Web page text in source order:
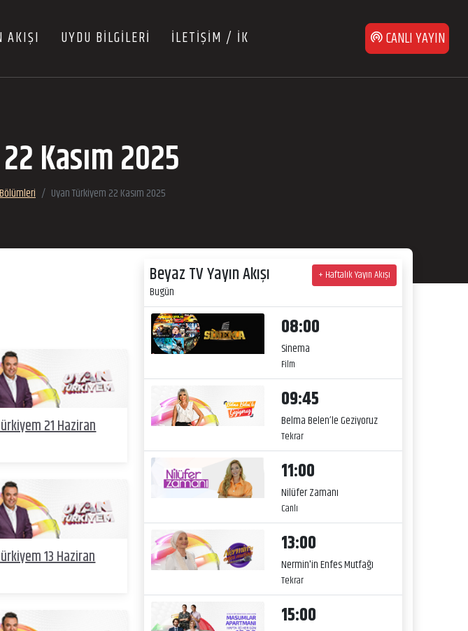
AKIŞI UYDU BİLGİLERİ İLETİŞİM / İK CANLI YAYIN
Kasım 2025
Uyan Türkiyem 22 Kasım 2025
21 Haziran
13 Haziran
Beyaz TV Yayın Akışı
Bugün
+ Haftalık Yayın Akışı
08:00
Sinema
Film
09:45
Belma Belen’le Geziyoruz
Tekrar
11:00
Nilüfer Zamanı
Canlı
13:00
Nermin'in Enfes Mutfağı
Tekrar
15:00